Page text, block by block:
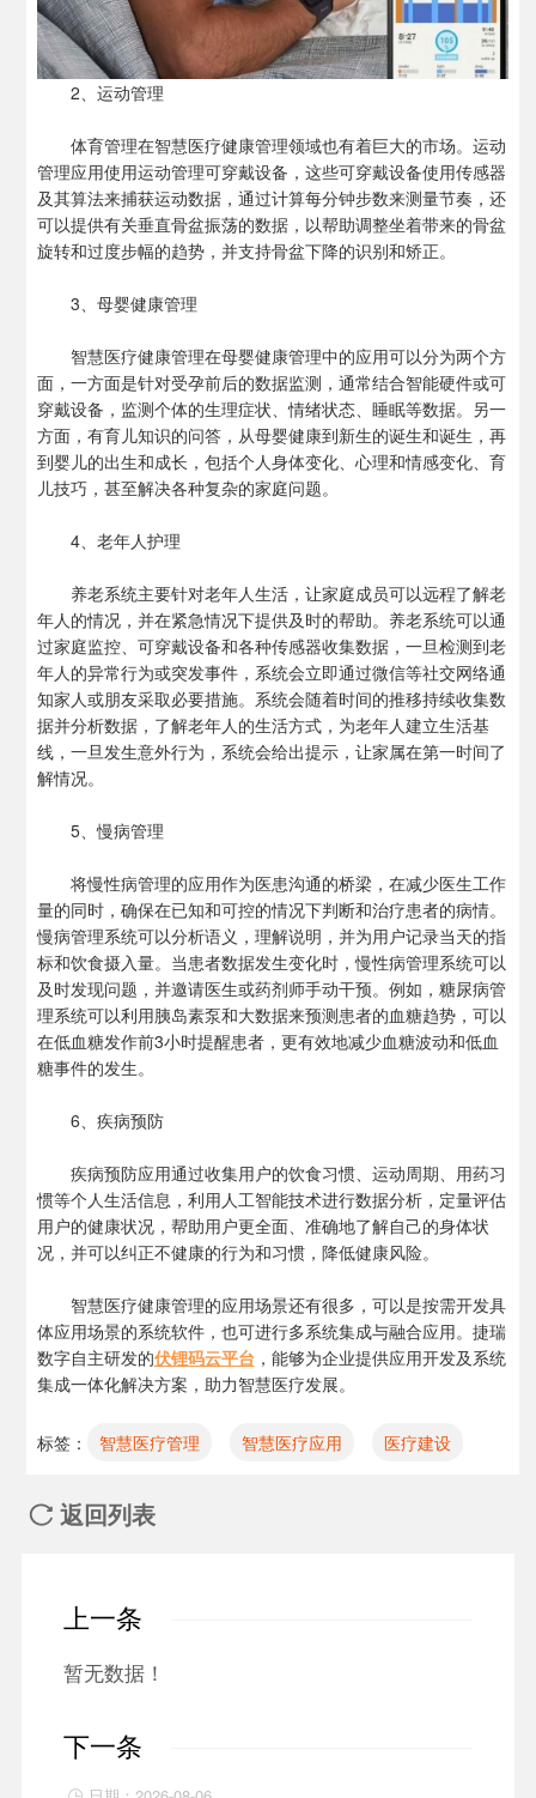
2、运动管理
体育管理在智慧医疗健康管理领域也有着巨大的市场。运动
管理应用使用运动管理可穿戴设备，这些可穿戴设备使用传感器
及其算法来捕获运动数据，通过计算每分钟步数来测量节奏，还
可以提供有关垂直骨盆振荡的数据，以帮助调整坐着带来的骨盆
旋转和过度步幅的趋势，并支持骨盆下降的识别和矫正。
3、母婴健康管理
智慧医疗健康管理在母婴健康管理中的应用可以分为两个方
面，一方面是针对受孕前后的数据监测，通常结合智能硬件或可
穿戴设备，监测个体的生理症状、情绪状态、睡眠等数据。另一
方面，有育儿知识的问答，从母婴健康到新生的诞生和诞生，再
到婴儿的出生和成长，包括个人身体变化、心理和情感变化、育
儿技巧，甚至解决各种复杂的家庭问题。
4、老年人护理
养老系统主要针对老年人生活，让家庭成员可以远程了解老
年人的情况，并在紧急情况下提供及时的帮助。养老系统可以通
过家庭监控、可穿戴设备和各种传感器收集数据，一旦检测到老
年人的异常行为或突发事件，系统会立即通过微信等社交网络通
知家人或朋友采取必要措施。系统会随着时间的推移持续收集数
据并分析数据，了解老年人的生活方式，为老年人建立生活基
线，一旦发生意外行为，系统会给出提示，让家属在第一时间了
解情况。
5、慢病管理
将慢性病管理的应用作为医患沟通的桥梁，在减少医生工作
量的同时，确保在已知和可控的情况下判断和治疗患者的病情。
慢病管理系统可以分析语义，理解说明，并为用户记录当天的指
标和饮食摄入量。当患者数据发生变化时，慢性病管理系统可以
及时发现问题，并邀请医生或药剂师手动干预。例如，糖尿病管
理系统可以利用胰岛素泵和大数据来预测患者的血糖趋势，可以
在低血糖发作前3小时提醒患者，更有效地减少血糖波动和低血
糖事件的发生。
6、疾病预防
疾病预防应用通过收集用户的饮食习惯、运动周期、用药习
惯等个人生活信息，利用人工智能技术进行数据分析，定量评估
用户的健康状况，帮助用户更全面、准确地了解自己的身体状
况，并可以纠正不健康的行为和习惯，降低健康风险。
智慧医疗健康管理的应用场景还有很多，可以是按需开发具
体应用场景的系统软件，也可进行多系统集成与融合应用。捷瑞
数字自主研发的伏锂码云平台 ，能够为企业提供应用开发及系统
集成一体化解决方案，助力智慧医疗发展。
标签： 智慧医疗管理 智慧医疗应用 医疗建设
 返回列表
上一条
暂无数据！
下一条